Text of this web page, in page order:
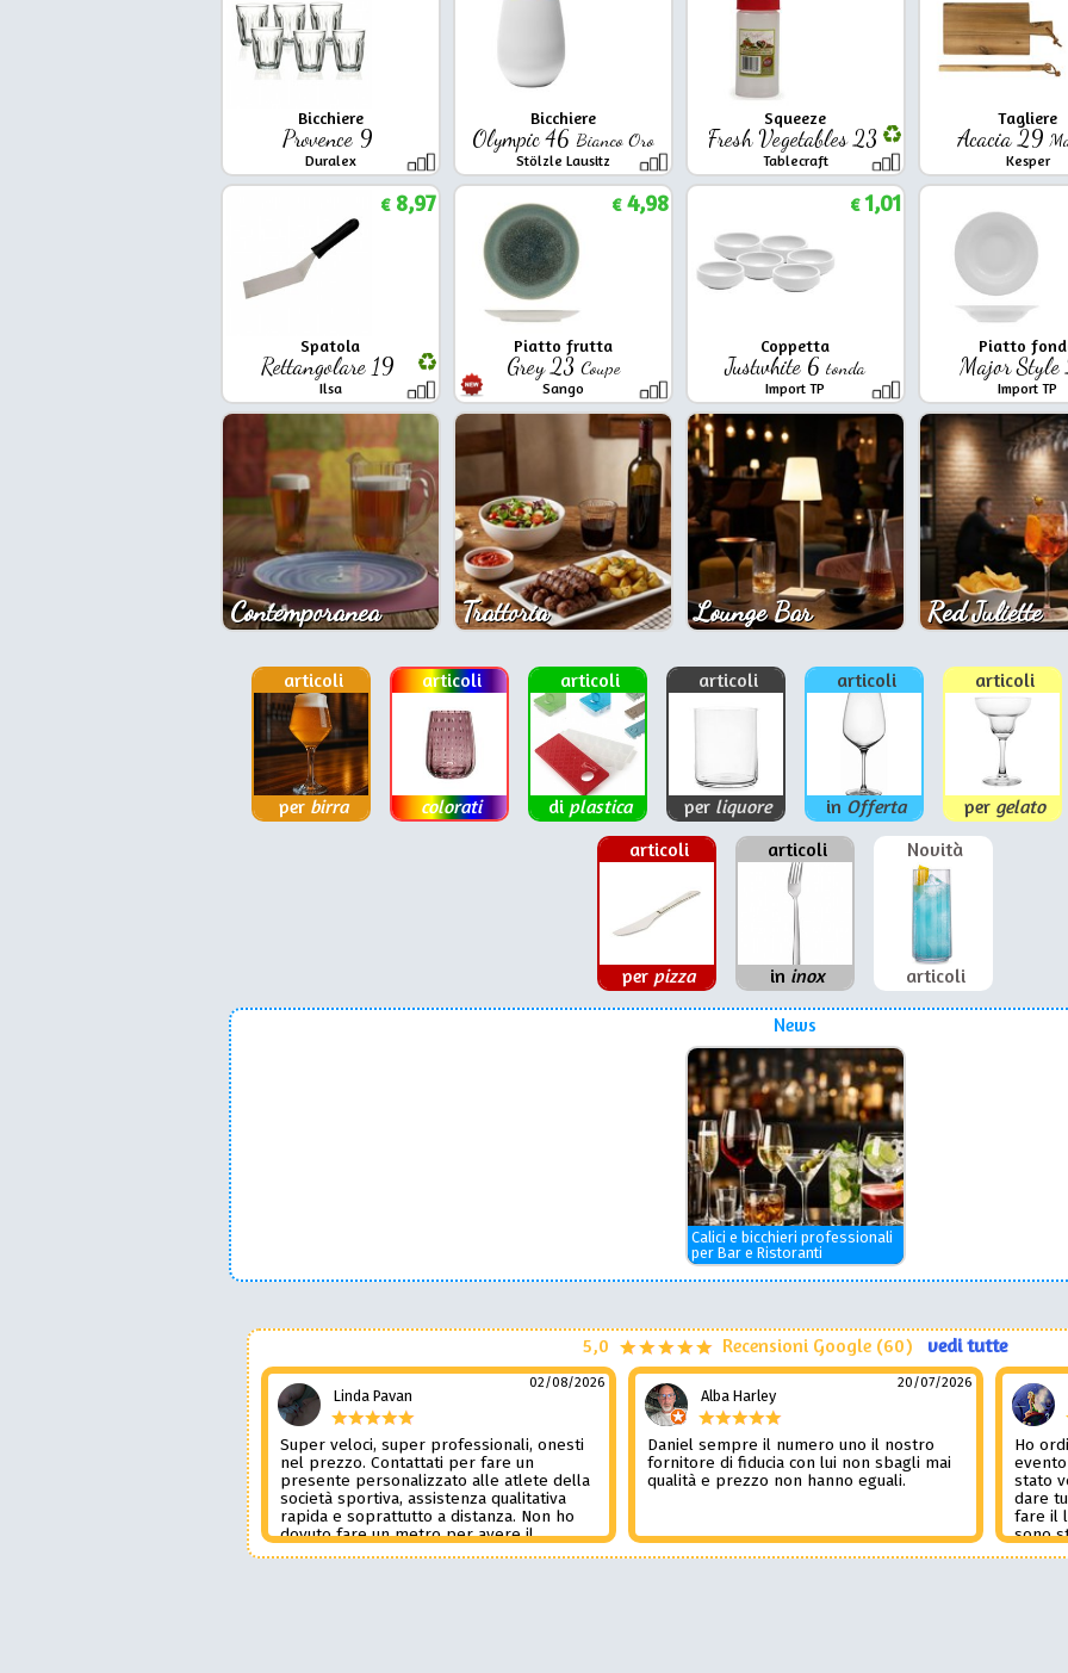
Bicchiere
Provence 9
Duralex
Bicchiere
Olympic 46 Bianco Oro
Stölzle Lausitz
Squeeze
Fresh Vegetables 23
Tablecraft
Tagliere
Acacia 29
Kesper
Spatola
Rettangolare 19
Ilsa
€8,97
Piatto frutta
Grey 23 Coupe
Sango
€4,98
Coppetta
Justwhite 6 tonda
Import TP
€1,01
Piatto
Major Style
Import TP
Contemporanea Trattoria Lounge Bar Red Juliette
articoli
per birra
articoli
colorati
articoli
di plastica
articoli
per liquore
articoli
in Offerta
articoli
per gelato
articoli
per pizza
articoli
in inox
Novità
articoli
News
Calici e bicchieri professionali
per Bar e Ristoranti
5,0 Recensioni Google (60) vedi tutte
Linda Pavan
02/08/2026
Super veloci, super professionali, onesti
nel prezzo. Contattati per fare un
presente personalizzato alle atlete della
società sportiva, assistenza qualitativa
rapida e soprattutto a distanza. Non ho
dovuto fare un metro per avere il
prodotto desiderato. Una assistenza del
Alba Harley
20/07/2026
Daniel sempre il numero uno il nostro
fornitore di fiducia con lui non sbagli mai
qualità e prezzo non hanno eguali.
Ho
stato
dare
fare il
sono
tutto